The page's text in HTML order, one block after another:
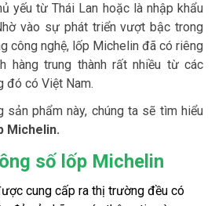
yếu từ Thái Lan hoặc là nhập khẩu
vào sự phát triển vượt bậc trong
công nghệ, lốp Michelin đã có riêng
hàng trung thành rất nhiều từ các
đó có Việt Nam.
sản phẩm này, chúng ta sẽ tìm hiểu
Michelin.
số lốp Michelin
cung cấp ra thị trường đều có